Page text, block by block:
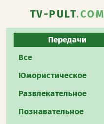
TV-PULT.COM
Передачи
Все
Юмористическое
Развлекательное
Познавательное